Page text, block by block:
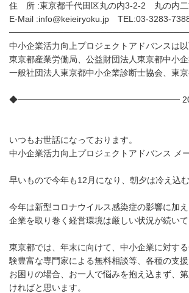
住 所 :東京都千代田区丸の内3-2-2 丸の内二
E-Mail :info@keieiryoku.jp TEL:03-3283-
中小企業活力向上プロジェクトアドバンスは
東京都産業労働局、公益財団法人東京都中小
一般社団法人東京都中小企業診断士協会、東
◆━━━━━━━━━━━━━━━━━━━
いつもお世話になっております。
中小企業活力向上プロジェクトアドバンス メ
早いもので今年も12月になり、朝夕は冷え込
今年は新型コロナウイルス感染症の影響に加
企業を取り巻く経営環境は厳しい状況が続いて
東京都では、年末に向けて、中小企業に対す
験豊富な専門家による無料相談等、各種の支援
お困りの場合、お一人で悩みを抱え込まず、
ければと思います。